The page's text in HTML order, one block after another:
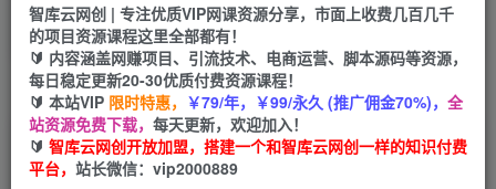
网赚网创 项目
365天稳定跟新
APP下载
GO
首页 创业课程 会员专属 正文
（7940期）靠小游戏直播月入10W+，每天只需2
小时，保姆式教程，小白也能轻松上手
智库云网创 | 专注优质VIP网课资源分享，市面上收费几百几千
的项目资源课程这里全部都有！
🔰 内容涵盖网赚项目、引流技术、电商运营、脚本源码等资源，
每日稳定更新20-30优质付费资源课程！
🔰 本站VIP 限时特惠， ￥79/年，￥99/永久 (推广佣金70%)， 全
站资源免费下载， 每天更新，欢迎加入！
🔰 智库云网创开放加盟，搭建一个和智库云网创一样的知识付费
平台， 站长微信：vip2000889